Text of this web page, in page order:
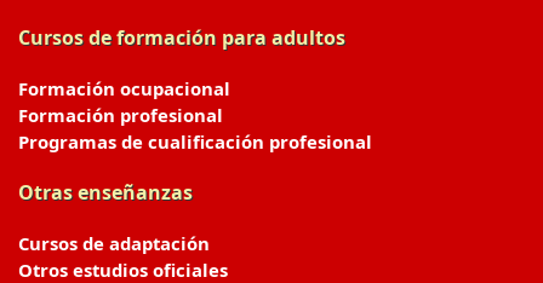
Cursos de formación para adultos
Formación ocupacional
Formación profesional
Programas de cualificación profesional
Otras enseñanzas
Cursos de adaptación
Otros estudios oficiales